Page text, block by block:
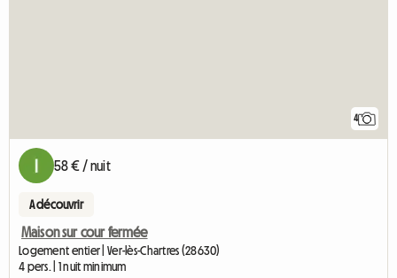
4
58 € / nuit
A découvrir
Maison sur cour fermée
Logement entier | Ver-lès-Chartres (28630)
4 pers. | 1 nuit minimum